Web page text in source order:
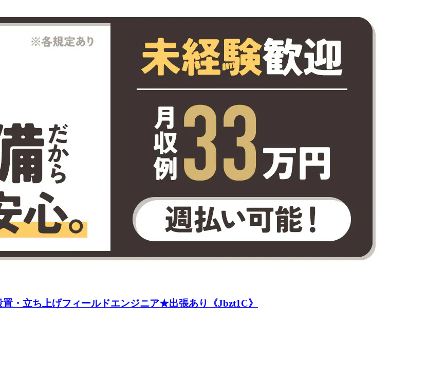
・立ち上げフィールドエンジニア★出張あり《Jbzt1C》